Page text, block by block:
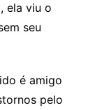
ela viu o
seu
é amigo
pelo